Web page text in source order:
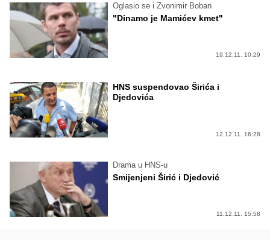
Oglasio se i Zvonimir Boban
"Dinamo je Mamićev kmet"
19.12.11. 10:29
HNS suspendovao Širića i
Djedovića
12.12.11. 16:28
Drama u HNS-u
Smijenjeni Širić i Djedović
11.12.11. 15:58